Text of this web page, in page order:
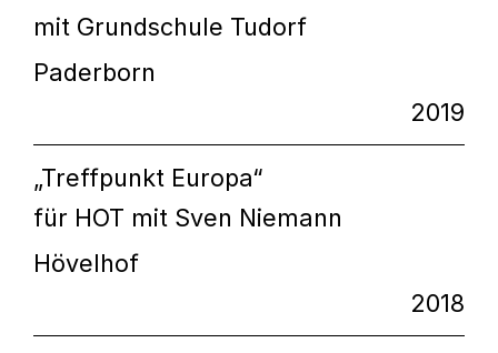
mit Grundschule Tudorf
Paderborn
2019
„Treffpunkt Europa“
für HOT mit Sven Niemann
Hövelhof
2018